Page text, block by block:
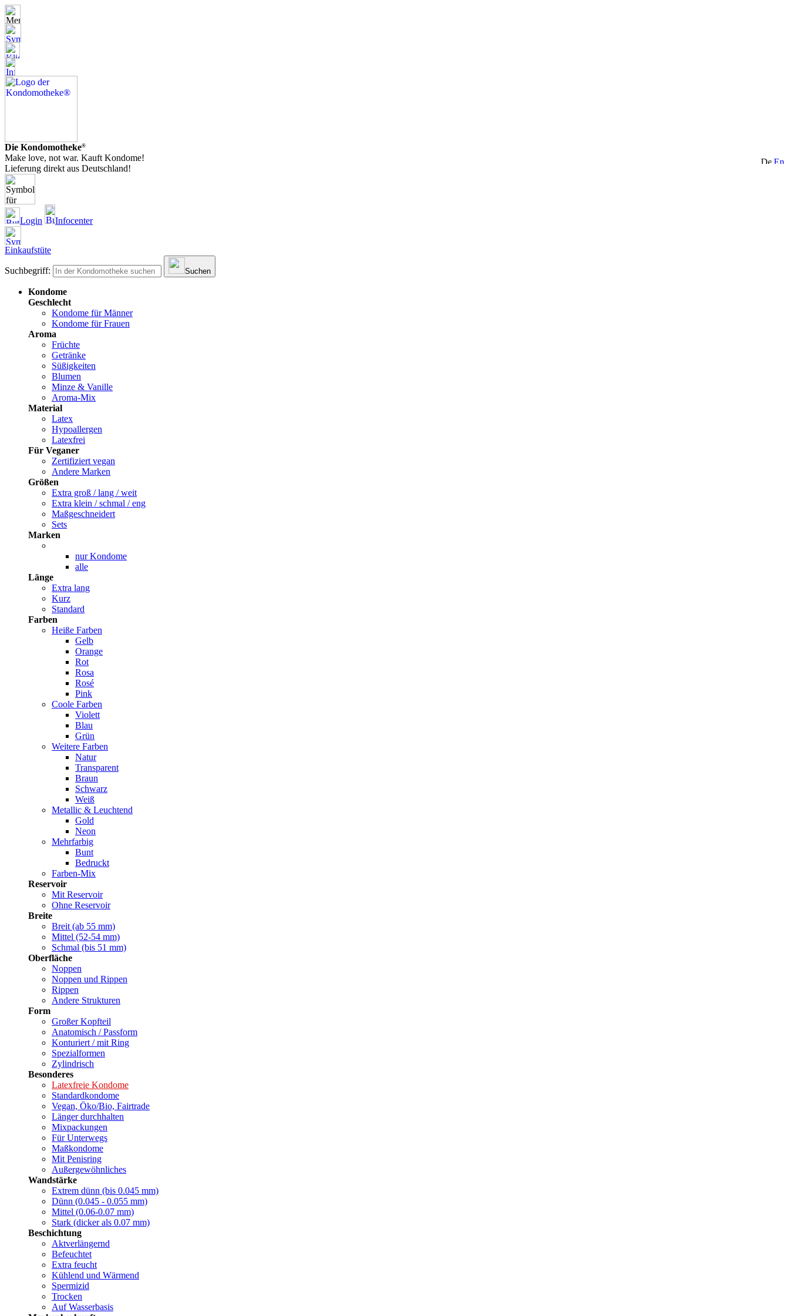
Die Kondomotheke®
Make love, not war. Kauft Kondome!
Lieferung direkt aus Deutschland!
Login Infocenter
Einkaufstüte
Suchbegriff: Suchen
Kondome
Geschlecht
Kondome für Männer
Kondome für Frauen
Aroma
Früchte
Getränke
Süßigkeiten
Blumen
Minze & Vanille
Aroma-Mix
Material
Latex
Hypoallergen
Latexfrei
Für Veganer
Zertifiziert vegan
Andere Marken
Größen
Extra groß / lang / weit
Extra klein / schmal / eng
Maßgeschneidert
Sets
Marken
nur Kondome
alle
Länge
Extra lang
Kurz
Standard
Farben
Heiße Farben
Gelb
Orange
Rot
Rosa
Rosé
Pink
Coole Farben
Violett
Blau
Grün
Weitere Farben
Natur
Transparent
Braun
Schwarz
Weiß
Metallic & Leuchtend
Gold
Neon
Mehrfarbig
Bunt
Bedruckt
Farben-Mix
Reservoir
Mit Reservoir
Ohne Reservoir
Breite
Breit (ab 55 mm)
Mittel (52-54 mm)
Schmal (bis 51 mm)
Oberfläche
Noppen
Noppen und Rippen
Rippen
Andere Strukturen
Form
Großer Kopfteil
Anatomisch / Passform
Konturiert / mit Ring
Spezialformen
Zylindrisch
Besonderes
Latexfreie Kondome
Standardkondome
Vegan, Öko/Bio, Fairtrade
Länger durchhalten
Mixpackungen
Für Unterwegs
Maßkondome
Mit Penisring
Außergewöhnliches
Wandstärke
Extrem dünn (bis 0.045 mm)
Dünn (0.045 - 0.055 mm)
Mittel (0.06-0.07 mm)
Stark (dicker als 0.07 mm)
Beschichtung
Aktverlängernd
Befeuchtet
Extra feucht
Kühlend und Wärmend
Spermizid
Trocken
Auf Wasserbasis